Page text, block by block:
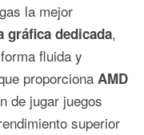
la mejor
gráfica dedicada,
fluida y
proporciona AMD
de jugar juegos
superior